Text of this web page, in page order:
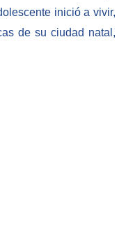
inició a vivir,
de su ciudad natal,